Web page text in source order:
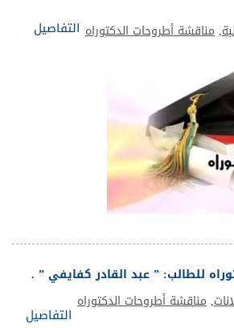
,مناقشة أطروحات الدكتوراه التفاصيل
للطالب: ” عبد القادر كفايفي ” .
,مناقشة أطروحات الدكتوراه
التفاصيل